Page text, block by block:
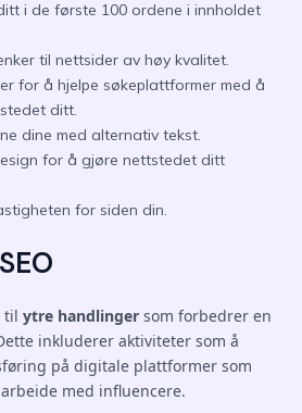
i de første 100 ordene i innholdet
til nettsider av høy kvalitet.
for å hjelpe søkeplattformer med å
ditt.
dine med alternativ tekst.
for å gjøre nettstedet ditt
for siden din.
til ytre handlinger som forbedrer en
inkluderer aktiviteter som å
på digitale plattformer som
med influencere.